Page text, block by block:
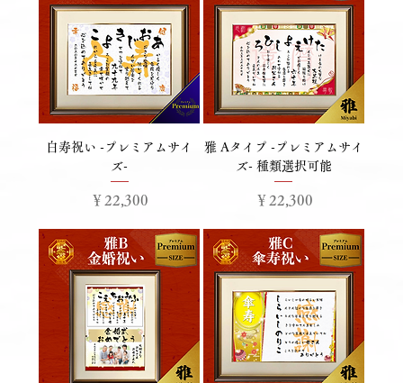
白寿祝い -プレミアムサイ
ズ-
価格
￥22,300
雅 Aタイプ -プレミアムサイ
ズ- 種類選択可能
価格
￥22,300